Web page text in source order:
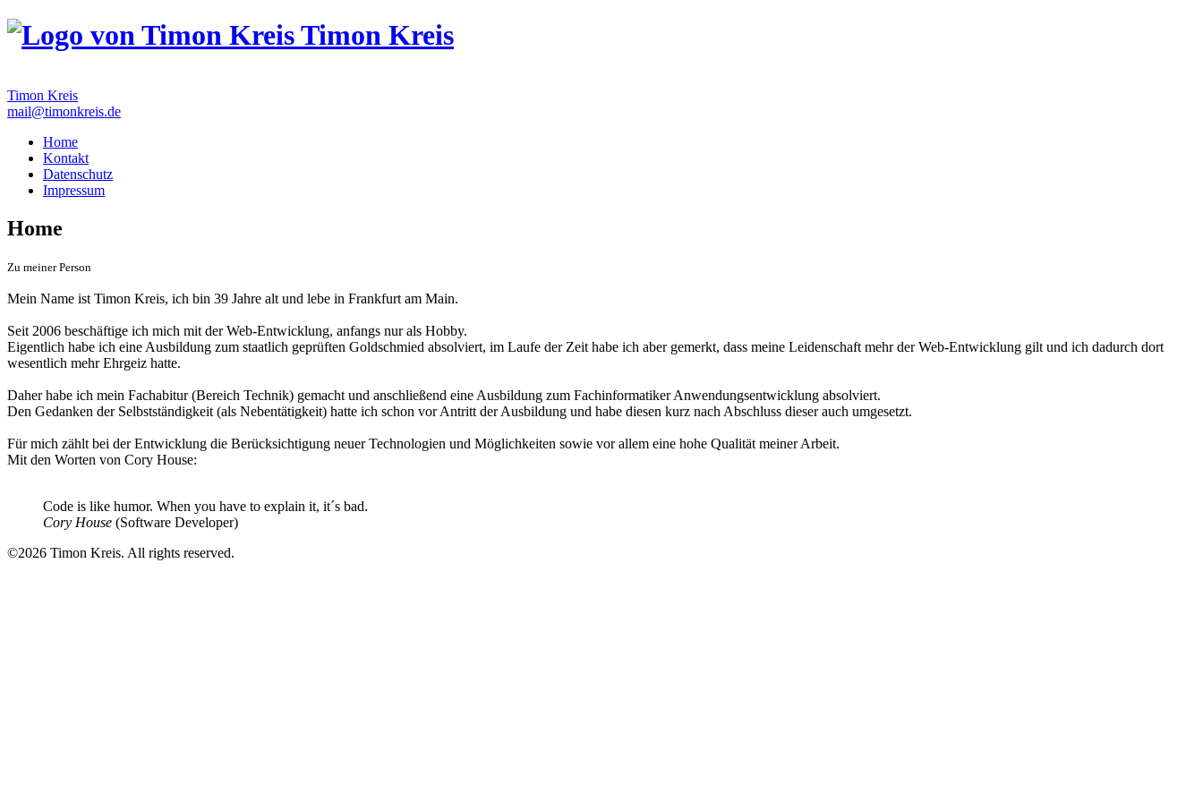
Timon Kreis
Timon Kreis
mail@timonkreis.de
Home
Kontakt
Datenschutz
Impressum
Home
Zu meiner Person
Mein Name ist Timon Kreis, ich bin 39 Jahre alt und lebe in Frankfurt am Main.
Seit 2006 beschäftige ich mich mit der Web-Entwicklung, anfangs nur als Hobby.
Eigentlich habe ich eine Ausbildung zum staatlich geprüften Goldschmied absolviert, im Laufe der Zeit habe ich aber gemerkt, dass meine Leidenschaft mehr der Web-Entwicklung gilt und ich dadurch dort
wesentlich mehr Ehrgeiz hatte.
Daher habe ich mein Fachabitur (Bereich Technik) gemacht und anschließend eine Ausbildung zum Fachinformatiker Anwendungsentwicklung absolviert.
Den Gedanken der Selbstständigkeit (als Nebentätigkeit) hatte ich schon vor Antritt der Ausbildung und habe diesen kurz nach Abschluss dieser auch umgesetzt.
Für mich zählt bei der Entwicklung die Berücksichtigung neuer Technologien und Möglichkeiten sowie vor allem eine hohe Qualität meiner Arbeit.
Mit den Worten von Cory House:
Code is like humor. When you have to explain it, it´s bad.
Cory House (Software Developer)
©2026 Timon Kreis. All rights reserved.